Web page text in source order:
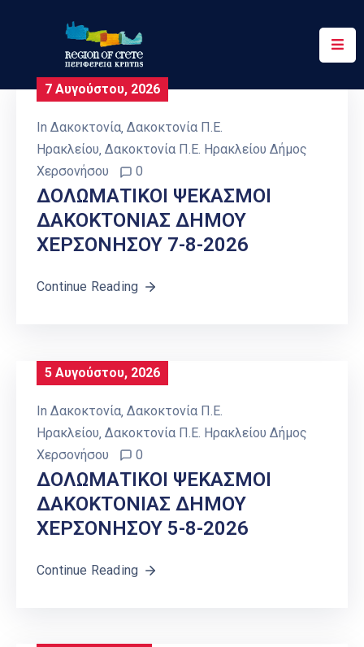
Περιφέρεια
Έργα
Ψηφιακές
Υπηρεσίες
7 Αυγούστου, 2026
In Δακοκτονία‚ Δακοκτονία Π.Ε.
Ηρακλείου‚ Δακοκτονία Π.Ε. Ηρακλείου Δήμος
Χερσονήσου
0
ΔΟΛΩΜΑΤΙΚΟΙ ΨΕΚΑΣΜΟΙ
ΔΑΚΟΚΤΟΝΙΑΣ ΔΗΜΟΥ
ΧΕΡΣΟΝΗΣΟΥ 7-8-2026
Continue Reading
5 Αυγούστου, 2026
In Δακοκτονία Δακοκτονία Π.Ε.
Ηρακλείου Δακοκτονία Π.Ε. Ηρακλείου Δήμος
Χερσονήσου
0
ΔΟΛΩΜΑΤΙΚΟΙ ΨΕΚΑΣΜΟΙ
ΔΑΚΟΚΤΟΝΙΑΣ ΔΗΜΟΥ
ΧΕΡΣΟΝΗΣΟΥ 5-8-2026
Continue Reading